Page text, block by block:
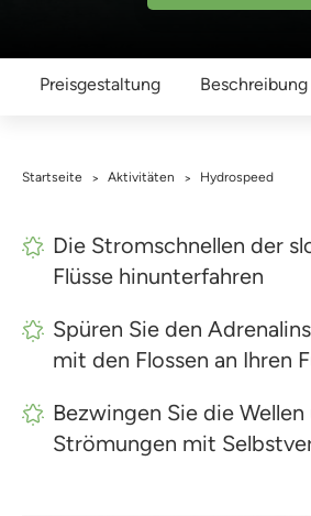
Preisgestaltung Beschreibung
Startseite > Aktivitäten > Hydrospeed
Die Stromschnellen der
Flüsse hinunterfahren
Spüren Sie den
mit den Flossen an Ihren
Bezwingen Sie die Wellen
Strömungen mit